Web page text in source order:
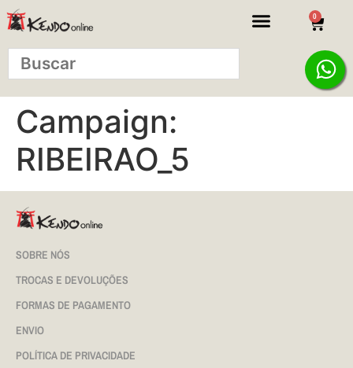
0
Campaign:
RIBEIRAO_5
SOBRE NÓS
TROCAS E DEVOLUÇÕES
FORMAS DE PAGAMENTO
ENVIO
POLÍTICA DE PRIVACIDADE